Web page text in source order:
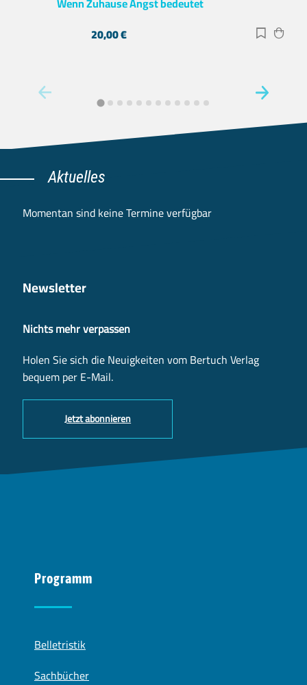
20,00€ Zur
Aktuelles
Momentan sind keine Termine verfügbar
Newsletter
Nichts mehr verpassen
Holen Sie sich die Neuigkeiten vom Bertuch Verlag
bequem per E-Mail.
Jetzt abonnieren
Programm
Belletristik
Sachbücher